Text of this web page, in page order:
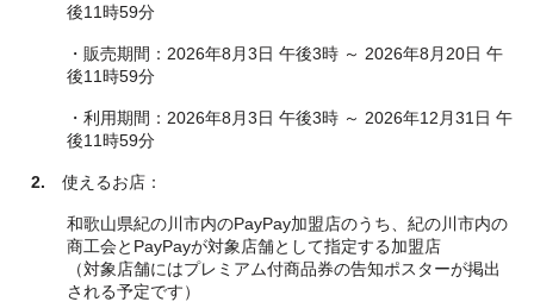
後11時59分
・販売期間：2026年8月3日 午後3時 ～ 2026年8月20日 午
後11時59分
・利用期間：2026年8月3日 午後3時 ～ 2026年12月31日 午
後11時59分
2. 使えるお店：
和歌山県紀の川市内のPayPay加盟店のうち、紀の川市内の
商工会とPayPayが対象店舗として指定する加盟店
（対象店舗にはプレミアム付商品券の告知ポスターが掲出
される予定です）